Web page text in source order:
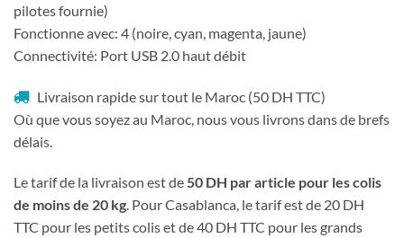
pilotes fournie)
Fonctionne avec: 4 (noire, cyan, magenta, jaune)
Connectivité: Port USB 2.0 haut débit
Livraison rapide sur tout le Maroc (50 DH TTC)
Où que vous soyez au Maroc, nous vous livrons dans de brefs
délais.
Le tarif de la livraison est de50 DH par article pour les colis
de moins de 20 kg. Pour Casablanca, le tarif est de 20 DH
TTC pour les petits colis et de 40 DH TTC pour les grands